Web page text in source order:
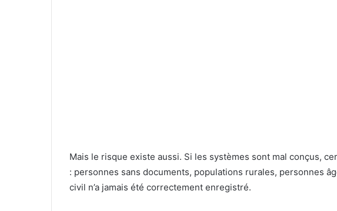
Mais le risque existe aussi. Si les systèmes sont mal conçus,
: personnes sans documents, populations rurales, personnes
civil n’a jamais été correctement enregistré.